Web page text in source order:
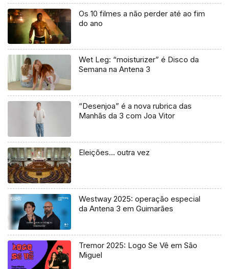
Os 10 filmes a não perder até ao fim
do ano
Wet Leg: “moisturizer” é Disco da
Semana na Antena 3
“Desenjoa” é a nova rubrica das
Manhãs da 3 com Joa Vitor
Eleições… outra vez
Westway 2025: operação especial
da Antena 3 em Guimarães
Tremor 2025: Logo Se Vê em São
Miguel